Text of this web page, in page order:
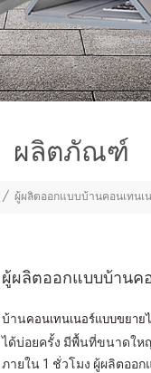
ผลิตภัณฑ์
/ ผู้ผลิตออกแบบบ้านคอนเทนเ
ผู้ผลิตออกแบบบ้านค
บ้านคอนเทนเนอร์แบบขยาย
ได้บ่อยครั้ง มีพื้นที่ขนาดให
ภายใน 1 ชั่วโมง ผู้ผลิตออ